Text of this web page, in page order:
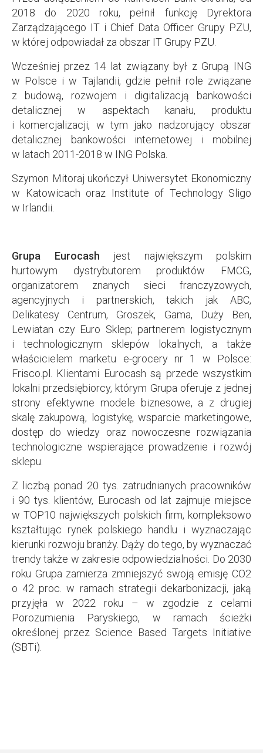
2018 do 2020 roku, pełnił funkcję Dyrektora
Zarządzającego IT i Chief Data Officer Grupy PZU,
w której odpowiadał za obszar IT Grupy PZU.
Wcześniej przez 14 lat związany był z Grupą ING
w Polsce i w Tajlandii, gdzie pełnił role związane
z budową, rozwojem i digitalizacją bankowości
detalicznej w aspektach kanału, produktu
i komercjalizacji, w tym jako nadzorujący obszar
detalicznej bankowości internetowej i mobilnej
w latach 2011-2018 w ING Polska.
Szymon Mitoraj ukończył Uniwersytet Ekonomiczny
w Katowicach oraz Institute of Technology Sligo
w Irlandii.
Grupa Eurocash jest największym polskim
hurtowym dystrybutorem produktów FMCG,
organizatorem znanych sieci franczyzowych,
agencyjnych i partnerskich, takich jak ABC,
Delikatesy Centrum, Groszek, Gama, Duży Ben,
Lewiatan czy Euro Sklep; partnerem logistycznym
i technologicznym sklepów lokalnych, a także
właścicielem marketu e-grocery nr 1 w Polsce:
Frisco.pl. Klientami Eurocash są przede wszystkim
lokalni przedsiębiorcy, którym Grupa oferuje z jednej
strony efektywne modele biznesowe, a z drugiej
skalę zakupową, logistykę, wsparcie marketingowe,
dostęp do wiedzy oraz nowoczesne rozwiązania
technologiczne wspierające prowadzenie i rozwój
sklepu.
Z liczbą ponad 20 tys. zatrudnianych pracowników
i 90 tys. klientów, Eurocash od lat zajmuje miejsce
w TOP10 największych polskich firm, kompleksowo
kształtując rynek polskiego handlu i wyznaczając
kierunki rozwoju branży. Dąży do tego, by wyznaczać
trendy także w zakresie odpowiedzialności. Do 2030
roku Grupa zamierza zmniejszyć swoją emisję CO2
o 42 proc. w ramach strategii dekarbonizacji, jaką
przyjęła w 2022 roku – w zgodzie z celami
Porozumienia Paryskiego, w ramach ścieżki
określonej przez Science Based Targets Initiative
(SBTi).